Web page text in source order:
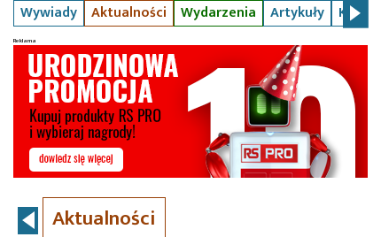
Wywiady Aktualności Wydarzenia Artykuły Kursy
Aktualności